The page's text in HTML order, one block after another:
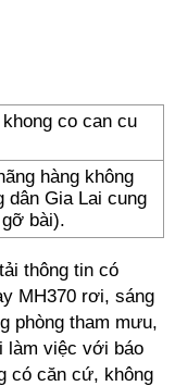
hàng không
dân Gia Lai cung
bài).
thông tin có
MH370 rơi, sáng
phòng tham mưu,
làm việc với báo
có căn cứ, không